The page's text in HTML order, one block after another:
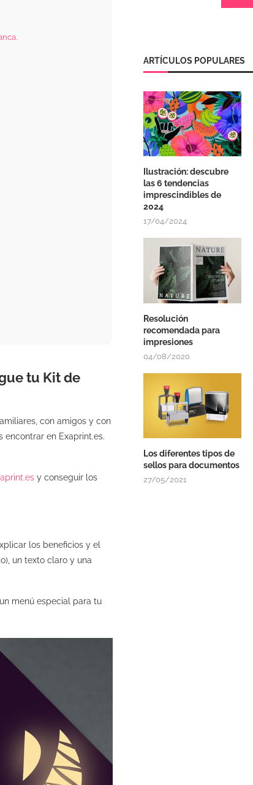
tu Kit de
con amigos y con
en Exaprint.es.
y conseguir los
los beneficios y el
un texto claro y una
menú especial para tu
ARTÍCULOS POPULARES
Ilustración: descubre
las 6 tendencias
imprescindibles de
2024
17/04/2024
Resolución
recomendada para
impresiones
04/08/2020
Los diferentes tipos de
sellos para documentos
27/05/2021